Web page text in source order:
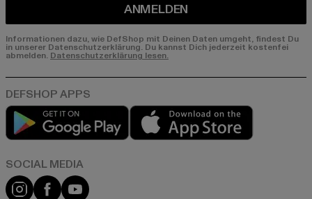
ANMELDEN
Informationen dazu, wie DefShop mit Deinen Daten umgeht, findest Du
in unserer Datenschutzerklärung. Du kannst Dich jederzeit kostenfei
abmelden. Datenschutzerklärung lesen.
Play market
Instagram
FacebookYouTube